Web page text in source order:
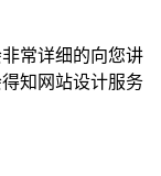
常详细的向您讲
知网站设计服务